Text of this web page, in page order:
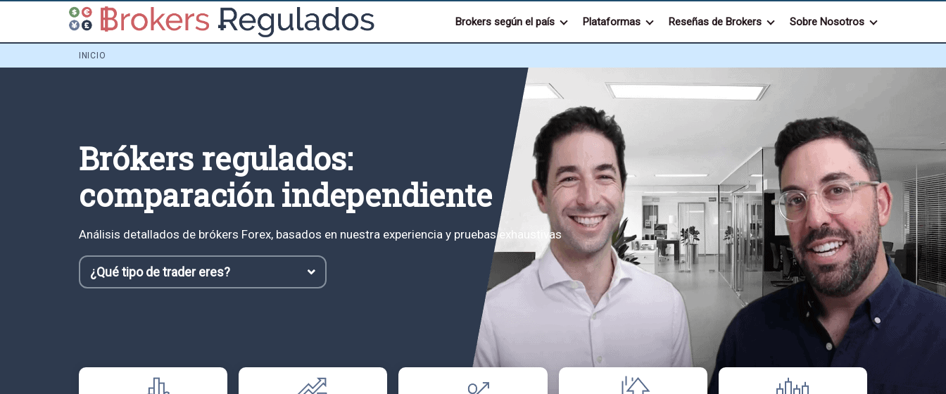
Brokers según el país Plataformas Reseñas de Brokers Sobre Nosotros
INICIO
Brókers regulados:
comparación independiente
Análisis detallados de brókers Forex, basados en nuestra experiencia y pruebas exhaustivas